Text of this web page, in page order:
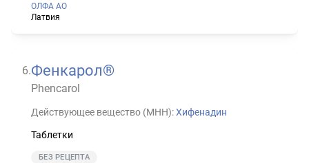
ОЛФА АО
Латвия
6.Фенкарол®
Phencarol
Действующее вещество (МНН):Хифенадин
Таблетки
БЕЗ РЕЦЕПТА